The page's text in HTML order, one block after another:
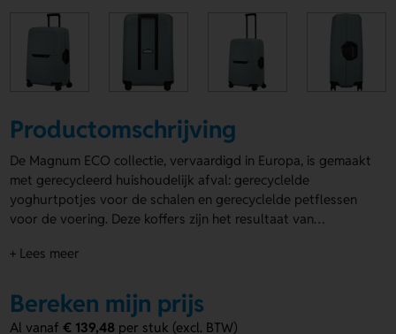
Productomschrijving
De Magnum ECO collectie, vervaardigd in Europa, is gemaakt
met gerecycleerd huishoudelijk afval: gerecyclelde
yoghurtpotjes voor de schalen en gerecyclelde petflessen
voor de voering. Deze koffers zijn het resultaat van
alle kwaliteit en comfort. Dit maakt Magnum Eco tot de
Samsonite geeft 5 jaar wereldwijde (beperkte) garantie op
deze collectie. De Spinner 69 is de middenmaat ruimbagage
+ Lees meer
Bereken mijn prijs
Al vanaf€ 139,48 per stuk (excl. BTW)